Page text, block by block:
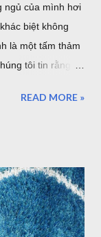
ngủ của mình hơi
biệt không
là một tấm thảm
tôi tin rằng
đang dẫn đầu xu
ăn gỗ và ghế
màu trung
ấm cúng và quây
READ MORE »